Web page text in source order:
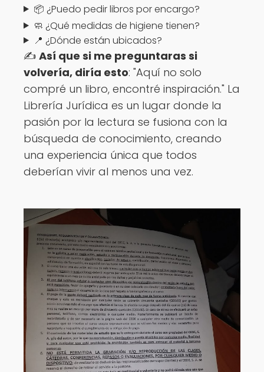
📦 ¿Puedo pedir libros por encargo?
🧼 ¿Qué medidas de higiene tienen?
📍 ¿Dónde están ubicados?
✍️ Así que si me preguntaras si
volvería, diría esto: "Aquí no solo
compré un libro, encontré inspiración." La
Librería Jurídica es un lugar donde la
pasión por la lectura se fusiona con la
búsqueda de conocimiento, creando
una experiencia única que todos
deberían vivir al menos una vez.